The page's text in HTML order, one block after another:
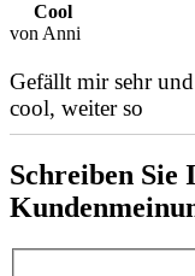
Cool
von Anni
Gefällt mir sehr
cool, weiter so
Schreiben Sie